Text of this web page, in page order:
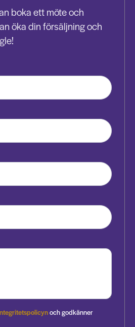
boka ett möte och
öka din försäljning och
och godkänner